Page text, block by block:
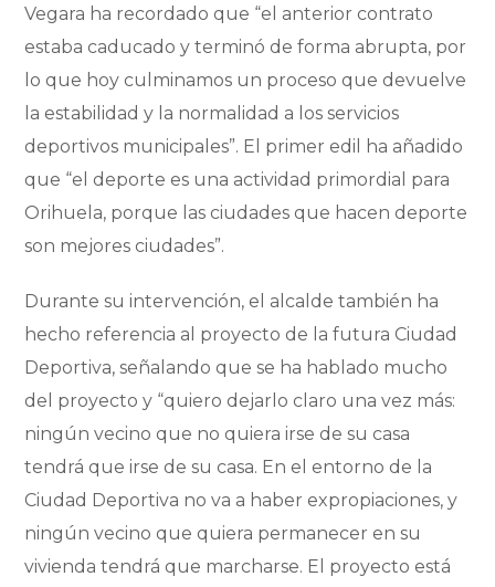
Vegara ha recordado que “el anterior contrato
estaba caducado y terminó de forma abrupta, por
lo que hoy culminamos un proceso que devuelve
la estabilidad y la normalidad a los servicios
deportivos municipales”. El primer edil ha añadido
que “el deporte es una actividad primordial para
Orihuela, porque las ciudades que hacen deporte
son mejores ciudades”.
Durante su intervención, el alcalde también ha
hecho referencia al proyecto de la futura Ciudad
Deportiva, señalando que se ha hablado mucho
del proyecto y “quiero dejarlo claro una vez más:
ningún vecino que no quiera irse de su casa
tendrá que irse de su casa. En el entorno de la
Ciudad Deportiva no va a haber expropiaciones, y
ningún vecino que quiera permanecer en su
vivienda tendrá que marcharse. El proyecto está